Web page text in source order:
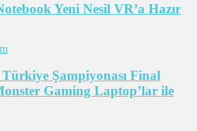
Yeni Nesil VR’a Hazır
Şampiyonası Final
Gaming Laptop’lar ile